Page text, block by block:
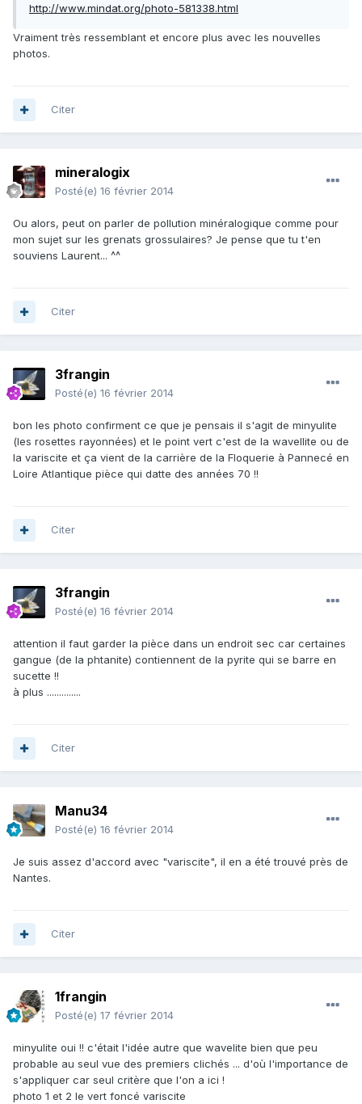
http://www.mindat.org/photo-581338.html
Vraiment très ressemblant et encore plus avec les nouvelles
photos.
Citer
mineralogix
Posté(e) 16 février 2014
Ou alors, peut on parler de pollution minéralogique comme pour
mon sujet sur les grenats grossulaires? Je pense que tu t'en
souviens Laurent... ^^
Citer
3frangin
Posté(e) 16 février 2014
bon les photo confirment ce que je pensais il s'agit de minyulite
(les rosettes rayonnées) et le point vert c'est de la wavellite ou de
la variscite et ça vient de la carrière de la Floquerie à Pannecé en
Loire Atlantique pièce qui datte des années 70 !!
Citer
3frangin
Posté(e) 16 février 2014
attention il faut garder la pièce dans un endroit sec car certaines
gangue (de la phtanite) contiennent de la pyrite qui se barre en
sucette !!
à plus ..............
Citer
Manu34
Posté(e) 16 février 2014
Je suis assez d'accord avec "variscite", il en a été trouvé près de
Nantes.
Citer
1frangin
Posté(e) 17 février 2014
minyulite oui !! c'était l'idée autre que wavelite bien que peu
probable au seul vue des premiers clichés ... d'où l'importance de
s'appliquer car seul critère que l'on a ici !
photo 1 et 2 le vert foncé variscite